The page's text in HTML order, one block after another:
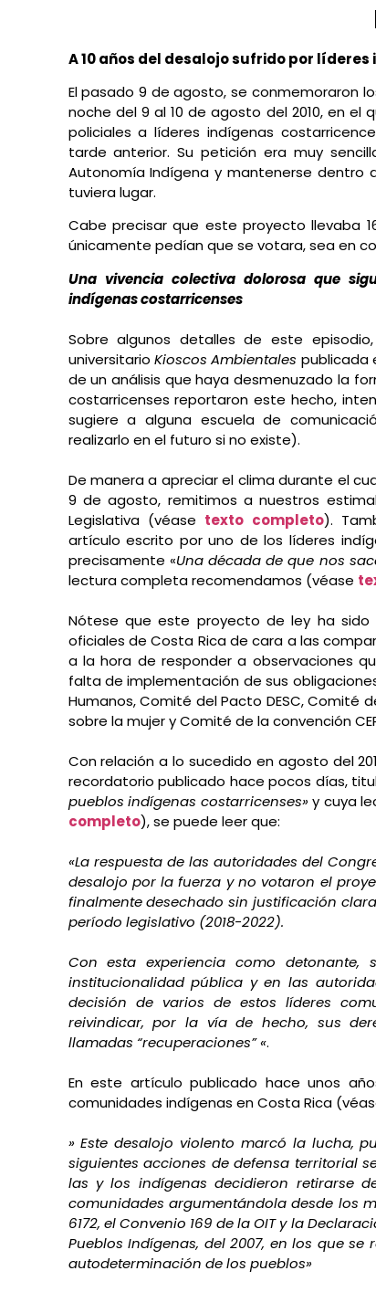
A 10 años del desalojo sufrido por
El pasado 9 de agosto, se conmemoraron
noche del 9 al 10 de agosto del 2010, en
policiales a líderes indígenas
tarde anterior. Su petición era muy
Autonomía Indígena y mantenerse dentro
tuviera lugar.
Cabe precisar que este proyecto llevaba
únicamente pedían que se votara, sea en
Una vivencia colectiva dolorosa que
indígenas costarricenses
Sobre algunos detalles de este
universitario Kioscos Ambientales publicada
de un análisis que haya desmenuzado la
costarricenses reportaron este hecho,
sugiere a alguna escuela de
realizarlo en el futuro si no existe).
De manera a apreciar el clima durante el
9 de agosto, remitimos a nuestros
Legislativa (véase texto completo).
artículo escrito por uno de los líderes
precisamente «Una década de que nos
lectura completa recomendamos (véase
Nótese que este proyecto de ley ha
oficiales de Costa Rica de cara a las
a la hora de responder a observaciones
falta de implementación de sus
Humanos, Comité del Pacto DESC, Comité
sobre la mujer y Comité de la convención
Con relación a lo sucedido en agosto del
recordatorio publicado hace pocos días,
pueblos indígenas costarricenses»y cuya
completo), se puede leer que:
«La respuesta de las autoridades del
desalojo por la fuerza y no votaron el
finalmente desechado sin justificación
período legislativo (2018-2022).
Con esta experiencia como
institucionalidad pública y en las
decisión de varios de estos líderes
reivindicar, por la vía de hecho, sus
llamadas “recuperaciones” «.
En este artículo publicado hace unos
comunidades indígenas en Costa Rica
» Este desalojo violento marcó la lucha,
siguientes acciones de defensa territorial
las y los indígenas decidieron retirarse
comunidades argumentándola desde los
6172, el Convenio 169 de la OIT y la
Pueblos Indígenas, del 2007, en los que
autodeterminación de los pueblos»